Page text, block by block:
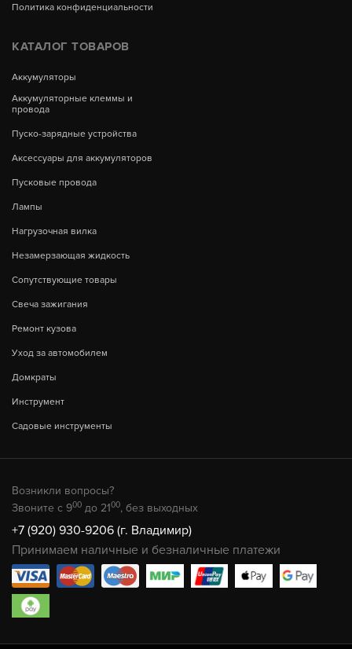
Политика конфиденциальности
КАТАЛОГ ТОВАРОВ
Аккумуляторы
Аккумуляторные клеммы и
провода
Пуско-зарядные устройства
Аксессуары для аккумуляторов
Пусковые провода
Лампы
Нагрузочная вилка
Незамерзающая жидкость
Сопутствующие товары
Свеча зажигания
Ремонт кузова
Уход за автомобилем
Домкраты
Инструмент
Садовые инструменты
Возникли вопросы?
Звоните с 900 до 2100, без выходных
+7 (920) 930-9206 (г. Владимир)
Принимаем наличные и безналичные платежи